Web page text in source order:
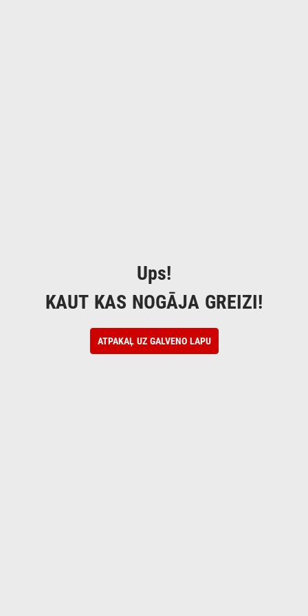
Ups!
KAUT KAS NOGĀJA GREIZI!
ATPAKAĻ UZ GALVENO LAPU